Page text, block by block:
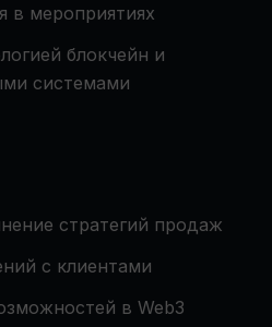
в мероприятиях
блокчейн и
системами
стратегий продаж
с клиентами
в Web3